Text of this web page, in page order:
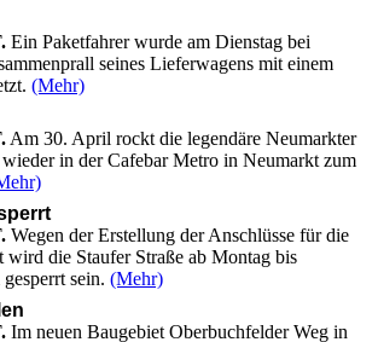
Ein Paketfahrer wurde am Dienstag bei
seines Lieferwagens mit einem
(Mehr)
Am 30. April rockt die legendäre Neumarkter
in der Cafebar Metro in Neumarkt zum
Wegen der Erstellung der Anschlüsse für die
wird die Staufer Straße ab Montag bis
sein. (Mehr)
Im neuen Baugebiet Oberbuchfelder Weg in